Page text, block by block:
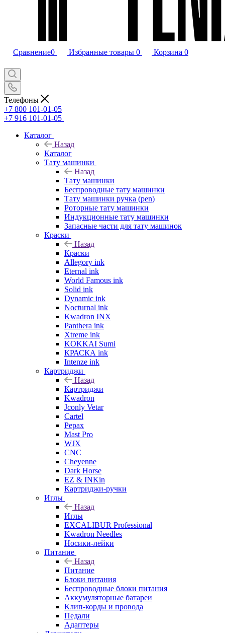
Сравнение0 Избранные товары 0 Корзина 0
Телефоны
+7 800 101-01-05
+7 916 101-01-05
Каталог
Назад
Каталог
Тату машинки
Назад
Тату машинки
Беспроводные тату машинки
Тату машинки ручка (pen)
Роторные тату машинки
Индукционные тату машинки
Запасные части для тату машинок
Краски
Назад
Краски
Allegory ink
Eternal ink
World Famous ink
Solid ink
Dynamic ink
Nocturnal ink
Kwadron INX
Panthera ink
Xtreme ink
KOKKAI Sumi
КРАСКА ink
Intenze ink
Картриджи
Назад
Картриджи
Kwadron
Jconly Vetar
Cartel
Pepax
Mast Pro
WJX
CNC
Cheyenne
Dark Horse
EZ & INKin
Картриджи-ручки
Иглы
Назад
Иглы
EXCALIBUR Professional
Kwadron Needles
Носики-лейки
Питание
Назад
Питание
Блоки питания
Беспроводные блоки питания
Аккумуляторные батареи
Клип-корды и провода
Педали
Адаптеры